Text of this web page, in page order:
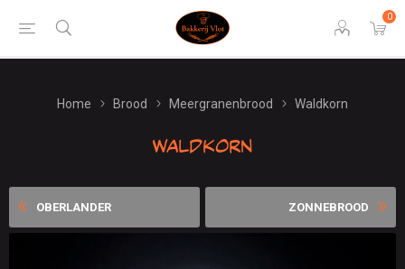
0
Home Brood Meergranenbrood Waldkorn
Waldkorn
OBERLANDER ZONNEBROOD